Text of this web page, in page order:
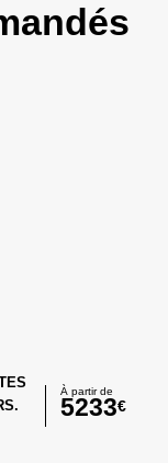
À partir de
5233€